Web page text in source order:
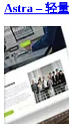
Astra – 轻